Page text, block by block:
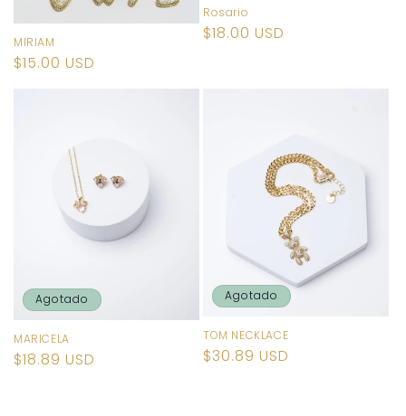
MIRIAM
Precio
$15.00 USD
Rosario
Precio
$18.00 USD
Agotado
MARICELA
Precio
$18.89 USD
Agotado
TOM NECKLACE
Precio
$30.89 USD